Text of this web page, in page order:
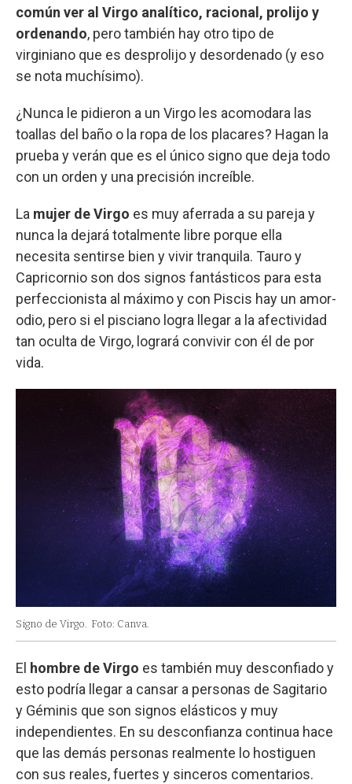
común ver al Virgo analítico, racional, prolijo y
ordenando, pero también hay otro tipo de
virginiano que es desprolijo y desordenado (y eso
se nota muchísimo).
¿Nunca le pidieron a un Virgo les acomodara las
toallas del baño o la ropa de los placares? Hagan la
prueba y verán que es el único signo que deja todo
con un orden y una precisión increíble.
La mujer de Virgo es muy aferrada a su pareja y
nunca la dejará totalmente libre porque ella
necesita sentirse bien y vivir tranquila. Tauro y
Capricornio son dos signos fantásticos para esta
perfeccionista al máximo y con Piscis hay un amor-
odio, pero si el pisciano logra llegar a la afectividad
tan oculta de Virgo, logrará convivir con él de por
vida.
Signo de Virgo. Foto: Canva.
El hombre de Virgo es también muy desconfiado y
esto podría llegar a cansar a personas de Sagitario
y Géminis que son signos elásticos y muy
independientes. En su desconfianza continua hace
que las demás personas realmente lo hostiguen
con sus reales, fuertes y sinceros comentarios.